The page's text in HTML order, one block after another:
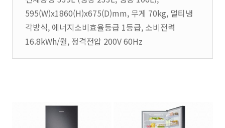
595(W)x1860(H)x675(D)mm, 무게 70kg, 멀티냉
각방식, 에너지소비효율등급 1등급, 소비전력
16.8kWh/월, 정격전압 200V 60Hz